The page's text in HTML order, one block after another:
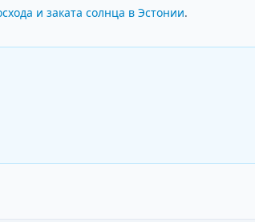
и заката солнца в Эстонии.